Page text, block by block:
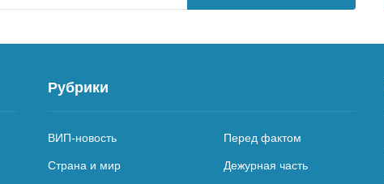
Рубрики
ВИП-новость Перед фактом
Страна и мир Дежурная часть